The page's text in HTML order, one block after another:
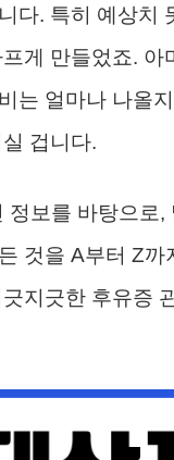
다. 특히 예상치
게 만들었죠.
는 얼마나 나올
겁니다.
보를 바탕으로
것을 A부터 Z
지긋한 후유증